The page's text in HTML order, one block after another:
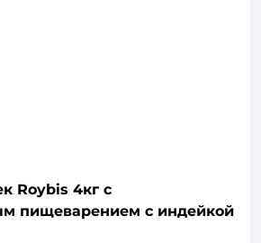
Roybis 4кг с
пищеварением с индейкой